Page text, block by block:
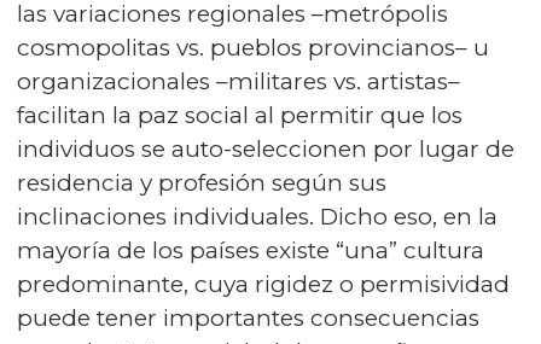
las variaciones regionales –metrópolis
cosmopolitas vs. pueblos provincianos– u
organizacionales –militares vs. artistas–
facilitan la paz social al permitir que los
individuos se auto-seleccionen por lugar de
residencia y profesión según sus
inclinaciones individuales. Dicho eso, en la
mayoría de los países existe “una” cultura
predominante, cuya rigidez o permisividad
puede tener importantes consecuencias